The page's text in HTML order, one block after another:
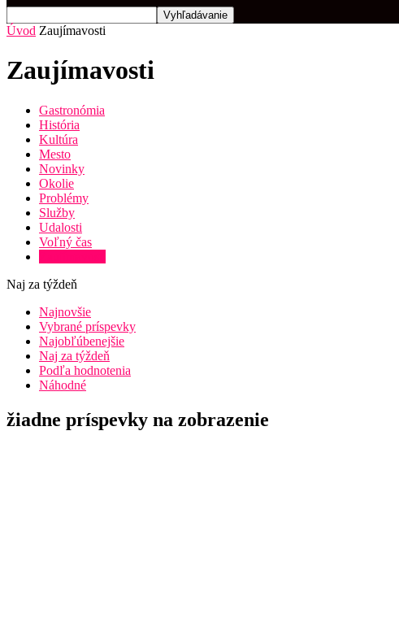
Úvod Zaujímavosti
Zaujímavosti
Gastronómia
História
Kultúra
Mesto
Novinky
Okolie
Problémy
Služby
Udalosti
Voľný čas
Naj za týždeň
Najnovšie
Vybrané príspevky
Najobľúbenejšie
Naj za týždeň
Podľa hodnotenia
Náhodné
žiadne príspevky na zobrazenie